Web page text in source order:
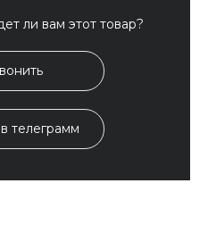
ли вам этот товар?
телеграмм